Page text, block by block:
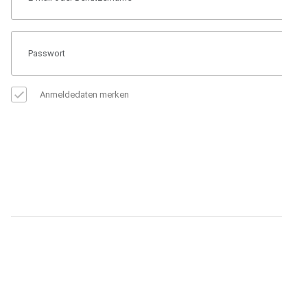
Anmeldedaten merken